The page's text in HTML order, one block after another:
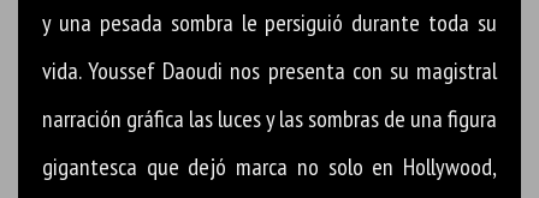
y una pesada sombra le persiguió durante toda su
vida. Youssef Daoudi nos presenta con su magistral
narración gráfica las luces y las sombras de una figura
gigantesca que dejó marca no solo en Hollywood,